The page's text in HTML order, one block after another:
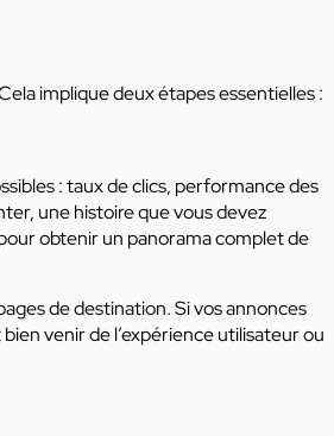
implique deux étapes essentielles :
: taux de clics, performance des
une histoire que vous devez
obtenir un panorama complet de
de destination. Si vos annonces
venir de l’expérience utilisateur ou